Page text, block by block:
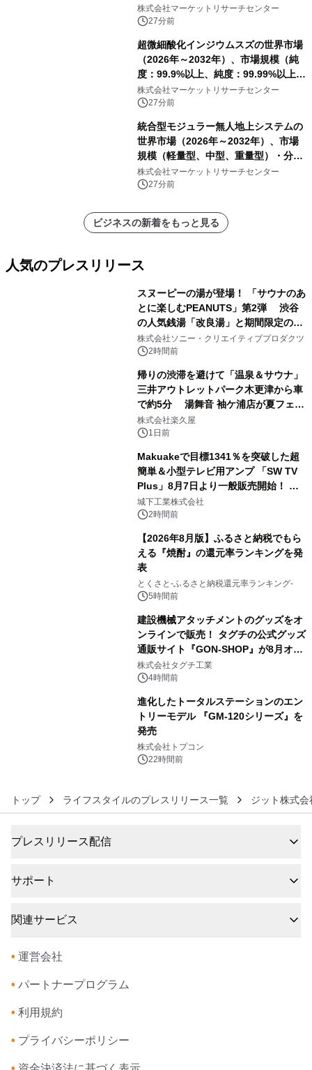
表
株式会社マーケットリサーチセンター
27分前
超微細酸化インジウムスズの世界市場
（2026年～2032年）、市場規模（純
度：99.9%以上、純度：99.99%以上、
その他）・分析レポートを発表
株式会社マーケットリサーチセンター
27分前
統合型モジュラー無人地上システムの
世界市場（2026年～2032年）、市場
規模（軽量型、中型、重量型）・分析
レポートを発表
株式会社マーケットリサーチセンター
27分前
ビジネスの新着をもっと見る
人気のプレスリリース
スヌーピーの湯が登場！ 「サウナのあ
とに楽しむPEANUTS」第2弾 渋谷
の人気銭湯「改良湯」と期間限定のコ
ラボレーション サウナイキタイコラ
ボグッズも発売決定！
株式会社ソニー・クリエイティブプロダクツ
2時間前
帰りの渋滞を避けて「温泉＆サウナ」
三井アウトレットパーク木更津から車
で約5分 湯舞音 袖ケ浦店が夏フェア
メニューを提供
株式会社楽久屋
1日前
Makuakeで目標1341％を突破した超
簡単＆小型テレビ用アンプ 「SW TV
Plus」8月7日より一般販売開始！ ケ
ーブル1本つなぐだけ、テレビの音が
ぐっと豊かに
城下工業株式会社
2時間前
【2026年8月版】ふるさと納税でもら
える『焼酎』の還元率ランキングを発
表
とくさと-ふるさと納税還元率ランキング-
5時間前
建設機械アタッチメントのグッズをオ
ンラインで販売！ タグチの公式グッズ
通販サイト『GON-SHOP』が8月オー
プン
株式会社タグチ工業
4時間前
進化したトータルステーションのエン
トリーモデル 『GM-120シリーズ』を
発売
株式会社トプコン
22時間前
トップ ライフスタイルのプレスリリース一覧 ジット株式会
プレスリリース配信
サポート
関連サービス
• 運営会社
• パートナープログラム
• 利用規約
• プライバシーポリシー